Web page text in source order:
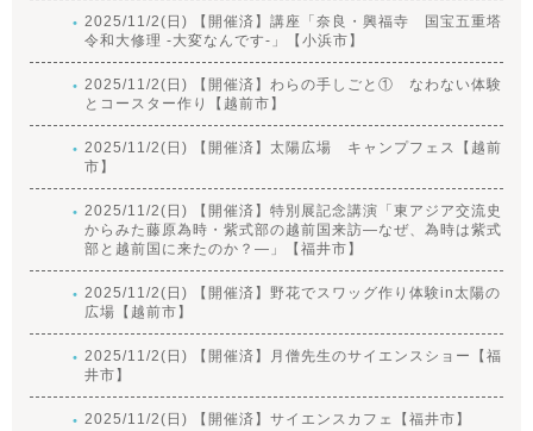
2025/11/2(日) 【開催済】講座「奈良・興福寺 国宝五重塔
令和大修理 -大変なんです-」【小浜市】
2025/11/2(日) 【開催済】わらの手しごと① なわない体験
とコースター作り【越前市】
2025/11/2(日) 【開催済】太陽広場 キャンプフェス【越前
市】
2025/11/2(日) 【開催済】特別展記念講演「東アジア交流史
からみた藤原為時・紫式部の越前国来訪―なぜ、為時は紫式
部と越前国に来たのか？―」【福井市】
2025/11/2(日) 【開催済】野花でスワッグ作り体験in太陽の
広場【越前市】
2025/11/2(日) 【開催済】月僧先生のサイエンスショー【福
井市】
2025/11/2(日) 【開催済】サイエンスカフェ【福井市】